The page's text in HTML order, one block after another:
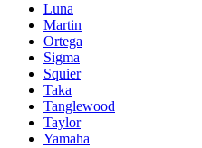
Luna
Martin
Ortega
Sigma
Squier
Taka
Tanglewood
Taylor
Yamaha